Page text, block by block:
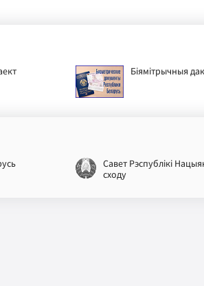
Біямітрычныя
Савет Рэспублікі
сходу